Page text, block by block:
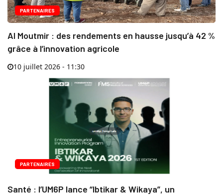
PARTENAIRES
Al Moutmir : des rendements en hausse jusqu’à 42 %
grâce à l’innovation agricole
10 juillet 2026 - 11:30
PARTENAIRES
Santé : l’UM6P lance “Ibtikar & Wikaya”, un